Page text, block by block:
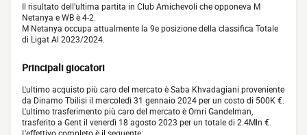
Il risultato dell'ultima partita in Club Amichevoli che opponeva M
Netanya e WB è 4-2.
M Netanya occupa attualmente la 9e posizione della classifica Totale
di Ligat Al 2023/2024.
Principali giocatori
L'ultimo acquisto più caro del mercato è Saba Khvadagiani proveniente
da Dinamo Tbilisi il mercoledì 31 gennaio 2024 per un costo di 500K €.
L'ultimo trasferimento più caro del mercato è Omri Gandelman,
trasferito a Gent il venerdì 18 agosto 2023 per un totale di 2.4Mln €.